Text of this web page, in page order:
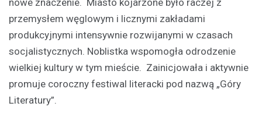
nowe znaczenie. Miasto kojarzone było raczej z
przemysłem węglowym i licznymi zakładami
produkcyjnymi intensywnie rozwijanymi w czasach
socjalistycznych. Noblistka wspomogła odrodzenie
wielkiej kultury w tym mieście. Zainicjowała i aktywnie
promuje coroczny festiwal literacki pod nazwą „Góry
Literatury”.